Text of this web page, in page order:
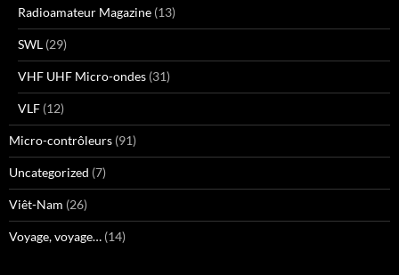
Radioamateur Magazine (13)
SWL (29)
VHF UHF Micro-ondes (31)
VLF (12)
Micro-contrôleurs (91)
Uncategorized (7)
Viêt-Nam (26)
Voyage, voyage… (14)